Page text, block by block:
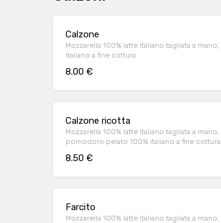
Calzone
Mozzarella 100% latte italiano tagliata a
italiano a fine cottura
8.00 €
Calzone ricotta
Mozzarella 100% latte italiano tagliata a
pomodoro pelato 100% italiano a fine cottura
8.50 €
Farcito
Mozzarella 100% latte italiano tagliata a